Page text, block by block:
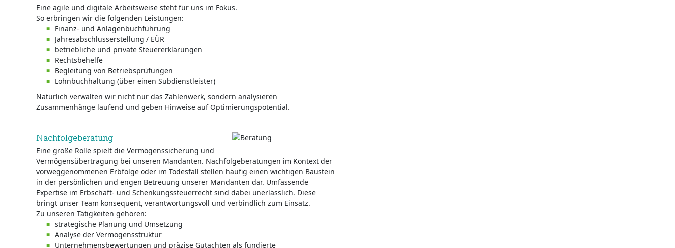
Eine agile und digitale Arbeitsweise steht für uns im Fokus.
So erbringen wir die folgenden Leistungen:
Finanz- und Anlagenbuchführung
Jahresabschlusserstellung / EÜR
betriebliche und private Steuererklärungen
Rechtsbehelfe
Begleitung von Betriebsprüfungen
Lohnbuchhaltung (über einen Subdienstleister)
Natürlich verwalten wir nicht nur das Zahlenwerk, sondern analysieren
Zusammenhänge laufend und geben Hinweise auf Optimierungspotential.
Nachfolgeberatung
Eine große Rolle spielt die Vermögenssicherung und
Vermögensübertragung bei unseren Mandanten. Nachfolgeberatungen im Kontext der
vorweggenommenen Erbfolge oder im Todesfall stellen häufig einen wichtigen Baustein
in der persönlichen und engen Betreuung unserer Mandanten dar. Umfassende
Expertise im Erbschaft- und Schenkungssteuerrecht sind dabei unerlässlich. Diese
bringt unser Team konsequent, verantwortungsvoll und verbindlich zum Einsatz.
Zu unseren Tätigkeiten gehören:
strategische Planung und Umsetzung
Analyse der Vermögensstruktur
Unternehmensbewertungen und präzise Gutachten als fundierte